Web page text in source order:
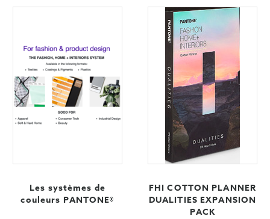
Les systèmes de
couleurs PANTONE®
FHI COTTON PLANNER
DUALITIES EXPANSION
PACK